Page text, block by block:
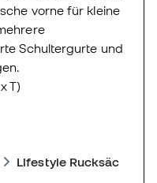
vorne für kleine
Schultergurte und
T)
Lifestyle Rucksäcke